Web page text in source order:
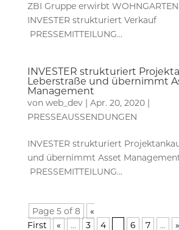
ZBI Gruppe erwirbt
INVESTER strukturiert Verkauf
PRESSEMITTEILUNG...
INVESTER strukturiert
Leberstraße und übernimmt
Management
von web_dev| Apr. 20, 2020|
PRESSEAUSSENDUNGEN
INVESTER strukturiert
und übernimmt Asset
PRESSEMITTEILUNG...
Page 5 of 8
«
First
« ... 3 4 6 7 ... »